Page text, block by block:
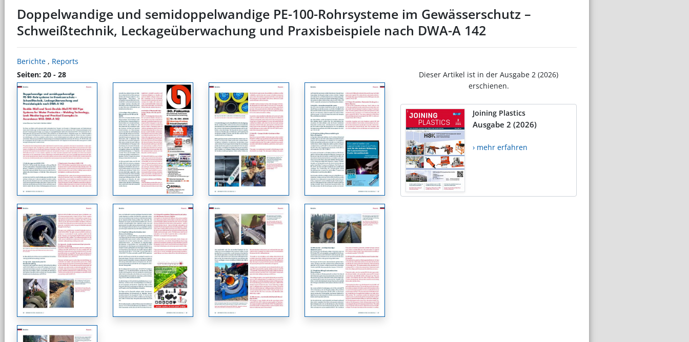
Doppelwandige und semidoppelwandige PE-100-Rohrsysteme im Gewässerschutz –
Schweißtechnik, Leckageüberwachung und Praxisbeispiele nach DWA-A 142
Berichte , Reports
Seiten: 20 - 28
Dieser Artikel ist in der Ausgabe 2 (2026)
erschienen.
Joining Plastics
Ausgabe 2 (2026)
› mehr erfahren